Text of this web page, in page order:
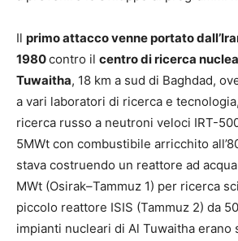
Il primo attacco venne portato
1980contro il centro di ricerca
Tuwaitha, 18 km a sud di Baghdad,
a vari laboratori di ricerca e
ricerca russo a neutroni veloci IRT-
5MWt con combustibile arricchito
stava costruendo un reattore ad
MWt (Osirak–Tammuz 1) per ricerca
piccolo reattore ISIS (Tammuz 2) da
impianti nucleari di Al Tuwaitha erano